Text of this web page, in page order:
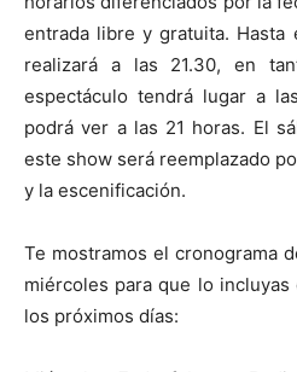
entrada libre y gratuita.
realizará a las 21.30, en
espectáculo tendrá lugar a
podrá ver a las 21 horas. El
este show será reemplazado
y la escenificación.
Te mostramos el cronograma
miércoles para que lo
los próximos días: